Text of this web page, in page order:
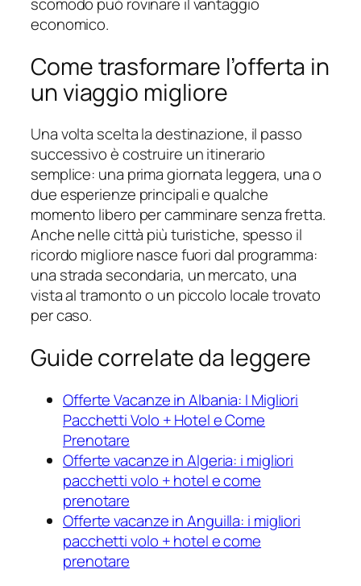
economico.
Come trasformare l’offerta in
un viaggio migliore
Una volta scelta la destinazione, il passo
successivo è costruire un itinerario
semplice: una prima giornata leggera, una o
due esperienze principali e qualche
momento libero per camminare senza fretta.
Anche nelle città più turistiche, spesso il
ricordo migliore nasce fuori dal programma:
una strada secondaria, un mercato, una
vista al tramonto o un piccolo locale trovato
per caso.
Guide correlate da leggere
Offerte Vacanze in Albania: I Migliori
Pacchetti Volo + Hotel e Come
Prenotare
Offerte vacanze in Algeria: i migliori
pacchetti volo + hotel e come
prenotare
Offerte vacanze in Anguilla: i migliori
pacchetti volo + hotel e come
prenotare